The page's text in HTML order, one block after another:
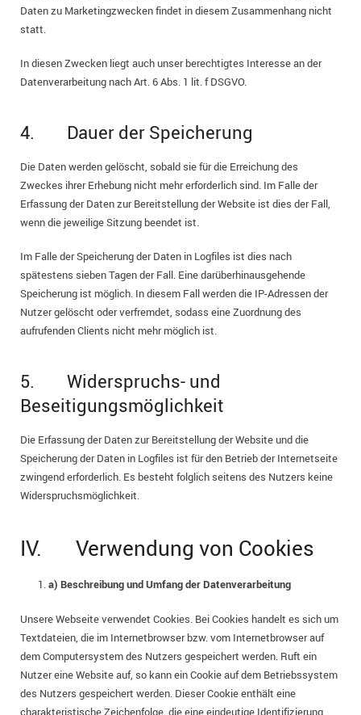
Daten zu Marketingzwecken findet in diesem Zusammenhang nicht
statt.
In diesen Zwecken liegt auch unser berechtigtes Interesse an der
Datenverarbeitung nach Art. 6 Abs. 1 lit. f DSGVO.
4. Dauer der Speicherung
Die Daten werden gelöscht, sobald sie für die Erreichung des
Zweckes ihrer Erhebung nicht mehr erforderlich sind. Im Falle der
Erfassung der Daten zur Bereitstellung der Website ist dies der Fall,
wenn die jeweilige Sitzung beendet ist.
Im Falle der Speicherung der Daten in Logfiles ist dies nach
spätestens sieben Tagen der Fall. Eine darüberhinausgehende
Speicherung ist möglich. In diesem Fall werden die IP-Adressen der
Nutzer gelöscht oder verfremdet, sodass eine Zuordnung des
aufrufenden Clients nicht mehr möglich ist.
5. Widerspruchs- und
Beseitigungsmöglichkeit
Die Erfassung der Daten zur Bereitstellung der Website und die
Speicherung der Daten in Logfiles ist für den Betrieb der Internetseite
zwingend erforderlich. Es besteht folglich seitens des Nutzers keine
Widerspruchsmöglichkeit.
IV. Verwendung von Cookies
a) Beschreibung und Umfang der Datenverarbeitung
Unsere Webseite verwendet Cookies. Bei Cookies handelt es sich um
Textdateien, die im Internetbrowser bzw. vom Internetbrowser auf
dem Computersystem des Nutzers gespeichert werden. Ruft ein
Nutzer eine Website auf, so kann ein Cookie auf dem Betriebssystem
des Nutzers gespeichert werden. Dieser Cookie enthält eine
charakteristische Zeichenfolge, die eine eindeutige Identifizierung